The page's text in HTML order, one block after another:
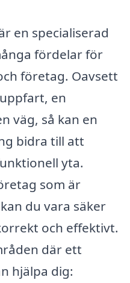
en specialiserad
fördelar för
företag. Oavsett
en
väg, så kan en
bidra till att
yta.
som är
du vara säker
och effektivt.
där ett
hjälpa dig: